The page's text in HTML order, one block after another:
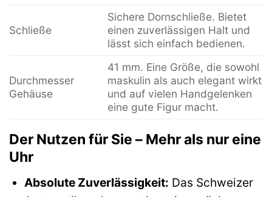
Schließe
Sichere Dornschließe. Bietet
einen zuverlässigen Halt und
lässt sich einfach bedienen.
Durchmesser
Gehäuse
41 mm. Eine Größe, die sowohl
maskulin als auch elegant wirkt
und auf vielen Handgelenken
eine gute Figur macht.
Der Nutzen für Sie – Mehr als nur eine
Uhr
Absolute Zuverlässigkeit: Das Schweizer